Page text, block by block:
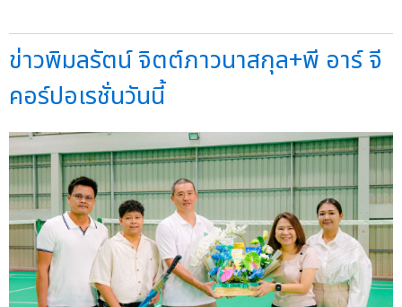
ข่าวพิมลรัตน์ จิตต์ภาวนาสกุล+พี อาร์ จี
คอร์ปอเรชั่นวันนี้